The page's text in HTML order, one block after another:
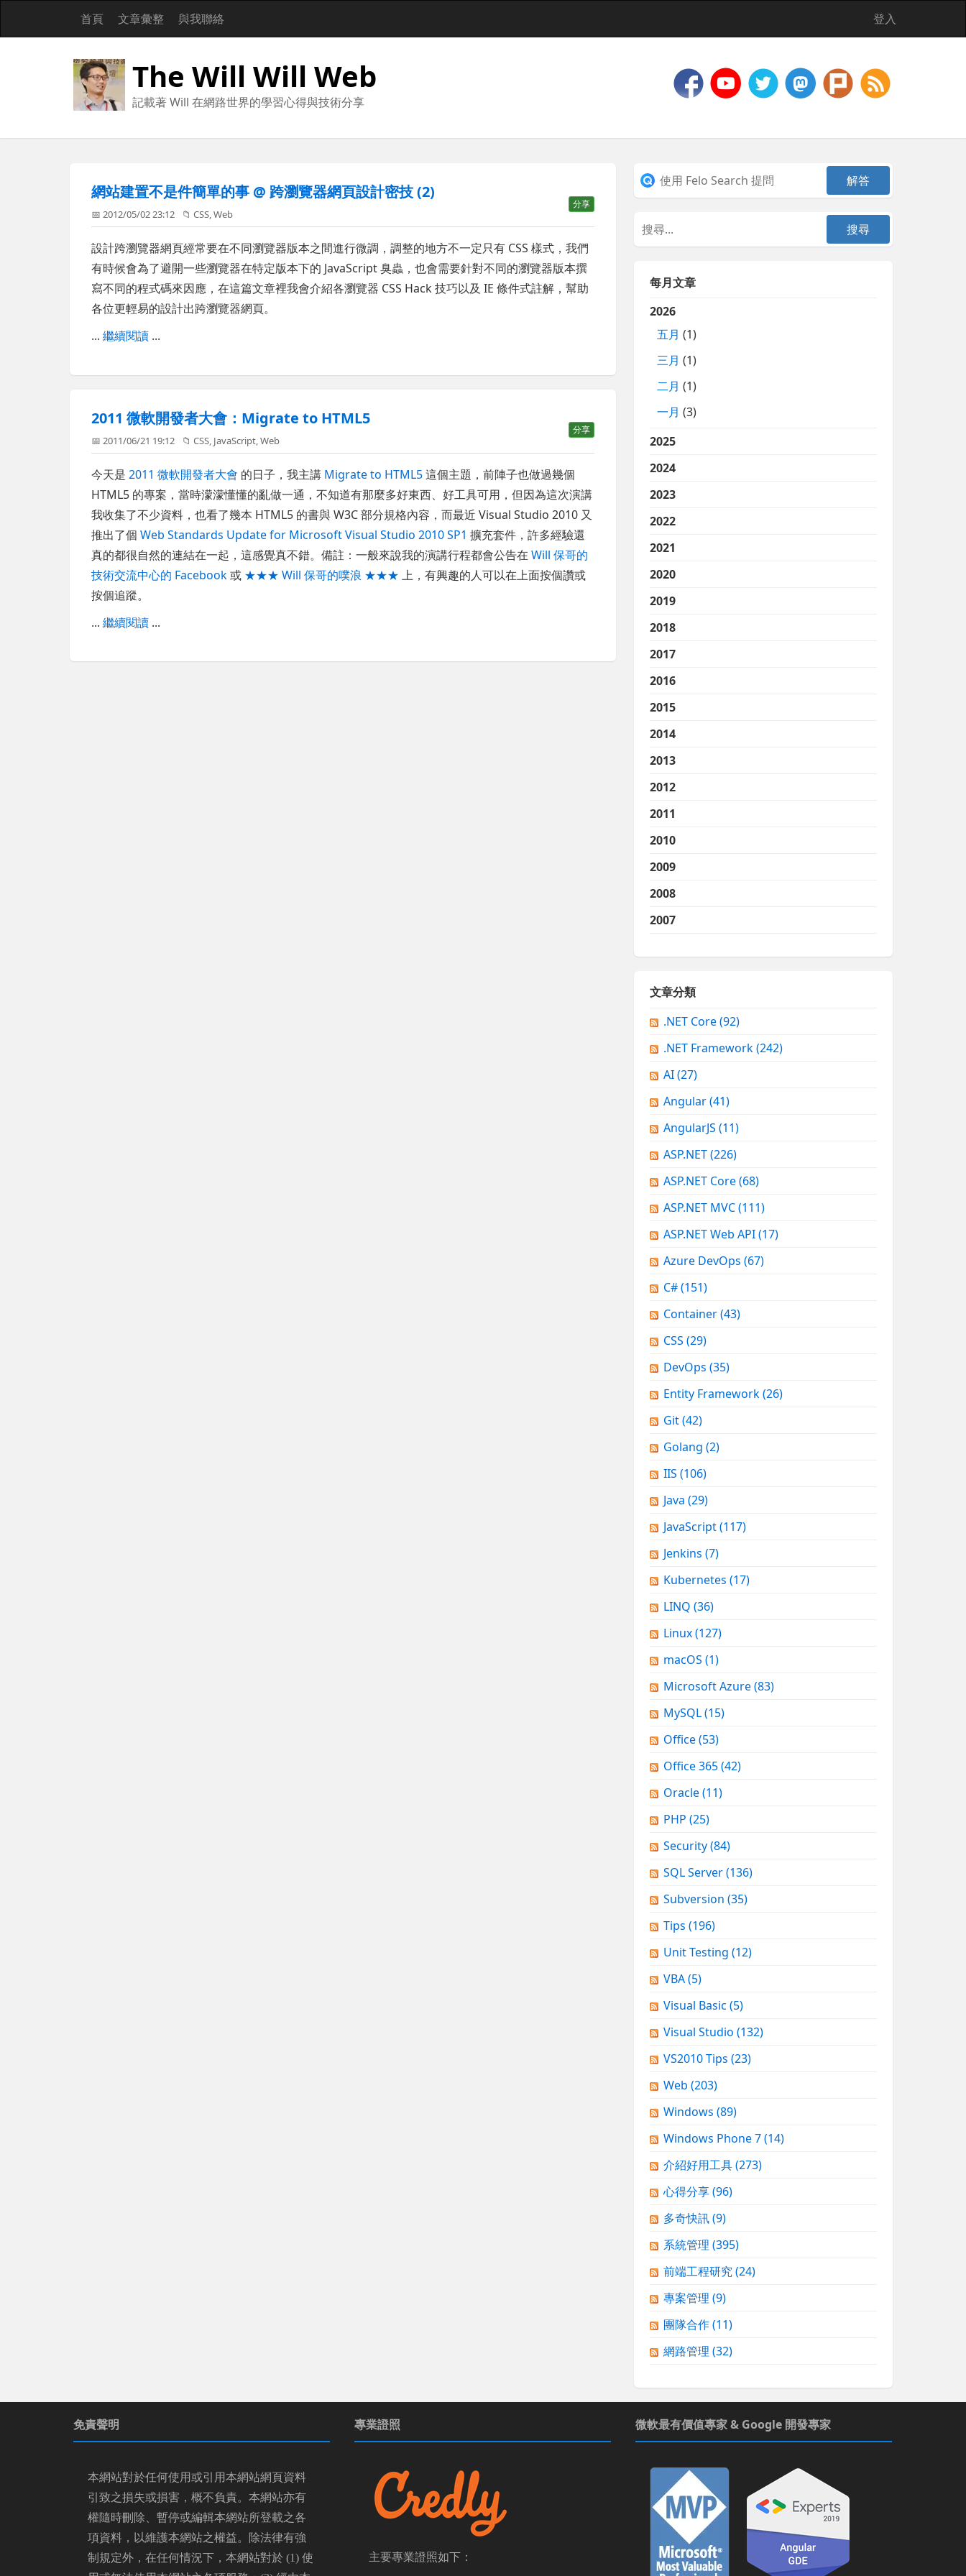
首頁 文章彙整 與我聯絡 登入
The Will Will Web
記載著 Will 在網路世界的學習心得與技術分享
網站建置不是件簡單的事 @ 跨瀏覽器網頁設計密技 (2)
分享
📅 2012/05/02 23:12 📁CSS,Web
設計跨瀏覽器網頁經常要在不同瀏覽器版本之間進行微調，調整的地方不一定只有 CSS 樣式，我們
有時候會為了避開一些瀏覽器在特定版本下的 JavaScript 臭蟲，也會需要針對不同的瀏覽器版本撰
寫不同的程式碼來因應，在這篇文章裡我會介紹各瀏覽器 CSS Hack 技巧以及 IE 條件式註解，幫助
各位更輕易的設計出跨瀏覽器網頁。
...繼續閱讀 ...
2011 微軟開發者大會：Migrate to HTML5
分享
📅 2011/06/21 19:12 📁CSS, JavaScript,Web
今天是2011 微軟開發者大會 的日子，我主講 Migrate to HTML5這個主題，前陣子也做過幾個
HTML5 的專案，當時濛濛懂懂的亂做一通，不知道有那麼多好東西、好工具可用，但因為這次演講
我收集了不少資料，也看了幾本 HTML5 的書與 W3C 部分規格內容，而最近 Visual Studio 2010 又
推出了個Web Standards Update for Microsoft Visual Studio 2010 SP1 擴充套件，許多經驗還
真的都很自然的連結在一起，這感覺真不錯。備註：一般來說我的演講行程都會公告在Will 保哥的
技術交流中心的 Facebook或 ★★★ Will 保哥的噗浪 ★★★ 上，有興趣的人可以在上面按個讚或
按個追蹤。
...繼續閱讀 ...
每月文章
2026
五月 (1)
三月 (1)
二月 (1)
一月 (3)
2025
2024
2023
2022
2021
2020
2019
2018
2017
2016
2015
2014
2013
2012
2011
2010
2009
2008
2007
文章分類
.NET Core(92)
.NET Framework(242)
AI(27)
Angular(41)
AngularJS (11)
ASP.NET(226)
ASP.NET Core(68)
ASP.NET MVC(111)
ASP.NET Web API(17)
Azure DevOps (67)
C#(151)
Container(43)
CSS (29)
DevOps (35)
Entity Framework(26)
Git(42)
Golang (2)
IIS (106)
Java (29)
JavaScript(117)
Jenkins (7)
Kubernetes (17)
LINQ (36)
Linux(127)
macOS (1)
Microsoft Azure(83)
MySQL(15)
Office(53)
Office 365(42)
Oracle(11)
PHP (25)
Security(84)
SQL Server(136)
Subversion (35)
Tips (196)
Unit Testing (12)
VBA(5)
Visual Basic (5)
Visual Studio (132)
VS2010 Tips (23)
Web (203)
Windows (89)
Windows Phone 7(14)
介紹好用工具(273)
心得分享(96)
多奇快訊(9)
系統管理 (395)
前端工程研究(24)
專案管理 (9)
團隊合作(11)
網路管理 (32)
免責聲明
本網站對於任何使用或引用本網站網頁資料
引致之損失或損害，概不負責。本網站亦有
權隨時刪除、暫停或編輯本網站所登載之各
項資料，以維護本網站之權益。除法律有強
制規定外，在任何情況下，本網站對於 (1) 使
專業證照
主要專業證照如下：
微軟最有價值專家 & Google 開發專家